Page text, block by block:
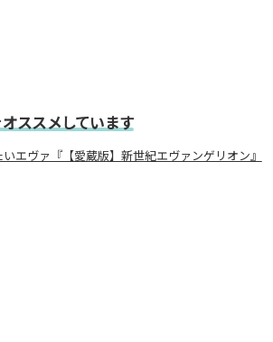
ススメしています
エヴァ『【愛蔵版】新世紀エヴァンゲリオン』